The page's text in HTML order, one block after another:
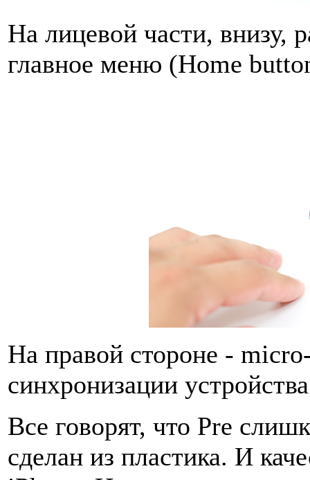
На лицевой части, внизу,
главное меню (Home
На правой стороне -
синхронизации
Все говорят, что Pre
сделан из пластика. И